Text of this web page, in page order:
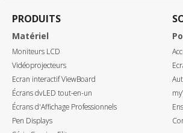
PRODUITS
Matériel
Moniteurs LCD
Vidéoprojecteurs
Ecran interactif ViewBoard
Écrans dvLED tout-en-un
Écrans d'Affichage Professionnels
Pen Displays